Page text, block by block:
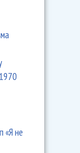
«Я не